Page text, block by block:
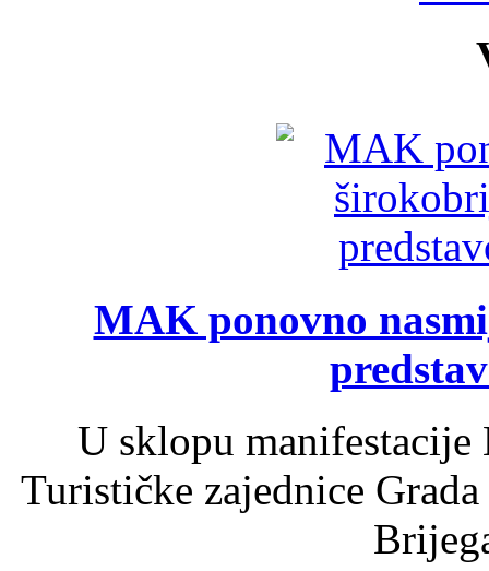
MAK ponovno
U sklopu
Turističke zajednice